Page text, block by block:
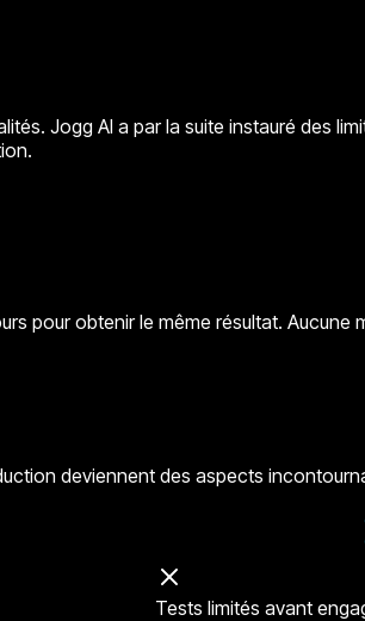
Jogg AI a par la suite instauré des
pour obtenir le même résultat. Aucune
deviennent des aspects
Tests limités avant